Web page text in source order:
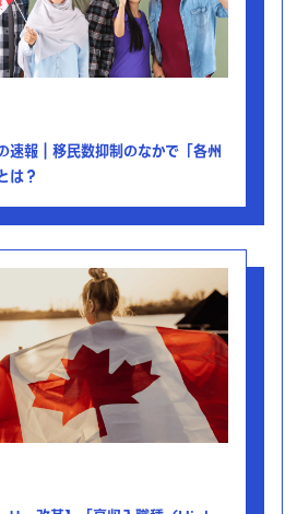
速報｜移民数抑制のなかで「各州
は？